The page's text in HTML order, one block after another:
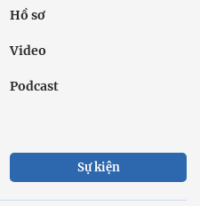
Hồ sơ
Video
Podcast
Sự kiện